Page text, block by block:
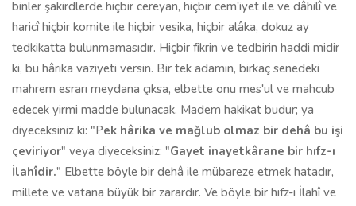
binler şakirdlerde hiçbir cereyan, hiçbir cem'iyet ile ve dâhilî ve
haricî hiçbir komite ile hiçbir vesika, hiçbir alâka, dokuz ay
tedkikatta bulunmamasıdır. Hiçbir fikrin ve tedbirin haddi midir
ki, bu hârika vaziyeti versin. Bir tek adamın, birkaç senedeki
mahrem esrarı meydana çıksa, elbette onu mes'ul ve mahcub
edecek yirmi madde bulunacak. Madem hakikat budur; ya
diyeceksiniz ki: "Pek hârika ve mağlub olmaz bir dehâ bu işi
çeviriyor" veya diyeceksiniz: "Gayet inayetkârane bir hıfz-ı
İlahîdir." Elbette böyle bir dehâ ile mübareze etmek hatadır,
millete ve vatana büyük bir zarardır. Ve böyle bir hıfz-ı İlahî ve